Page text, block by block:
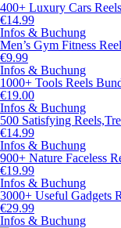
400+ Luxury Cars
€14.99
Infos & Buchung
Men’s Gym Fitness
€9.99
Infos & Buchung
1000+ Tools Reels
€19.00
Infos & Buchung
500 Satisfying
€14.99
Infos & Buchung
900+ Nature Faceless
€19.99
Infos & Buchung
3000+ Useful Gadgets
€29.99
Infos & Buchung